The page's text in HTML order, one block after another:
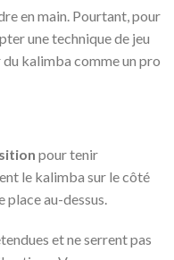
en main. Pourtant, pour
une technique de jeu
kalimba comme un pro
pour tenir
le kalimba sur le côté
place au-dessus.
et ne serrent pas